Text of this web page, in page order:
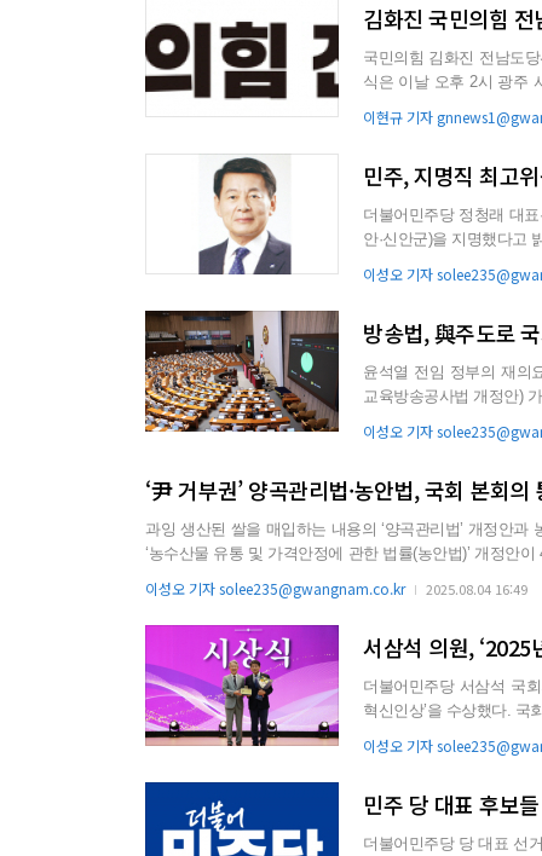
김화진 국민의힘
국민의힘 김화진 전남도당
식은 이날 오후 2시 광주
이현규 기자
민주, 지명직 최고
더불어민주당 정청래 대
안·신안군)을 지명했다고 밝혔다. 정 대표는 이날 최고위원회의에서 “호남의
이성오 기자
방송법, 與주도로
윤석열 전임 정부의 재의
교육방송공사법 개정안) 가운데
이성오 기자
‘尹 거부권’ 양곡관리법·농안법, 국회 본회의
과잉 생산된 쌀을 매입하는 내용의 ‘양곡관리법’ 개정안
‘농수산물 유통 및 가격안정에 관한 법률(농안법)’ 개정안이 4일 국회 본회의를 통과했
법 개정안은 더불어민주당 주도로 추진됐다가 윤석열 정부
이성오 기자 solee235@gwangnam.co.kr 2025.08.04 16:49
서삼석 의원, ‘2025
더불어민주당 서삼석 국
혁신인상’을 수상했다. 국
이성오 기자
민주 당 대표 후보
더불어민주당 당 대표 선